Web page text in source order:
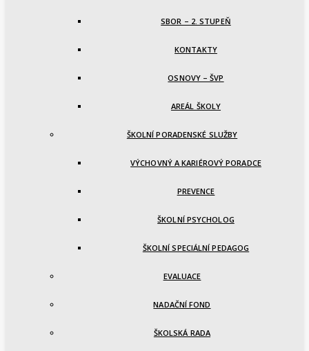
SBOR – 2. STUPEŇ
KONTAKTY
OSNOVY – ŠVP
AREÁL ŠKOLY
ŠKOLNÍ PORADENSKÉ SLUŽBY
VÝCHOVNÝ A KARIÉROVÝ PORADCE
PREVENCE
ŠKOLNÍ PSYCHOLOG
ŠKOLNÍ SPECIÁLNÍ PEDAGOG
EVALUACE
NADAČNÍ FOND
ŠKOLSKÁ RADA